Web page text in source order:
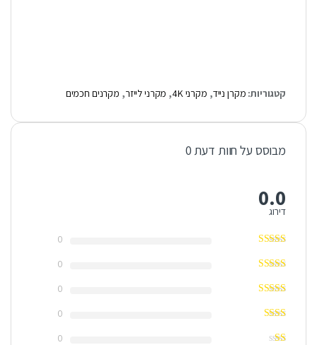
קטגוריות: מקרן נייד, מקרני 4K , מקרני לייזר, מקרנים חכמים
מבוסס על חוות דעת 0
0.0
דירוג
0
0
0
0
0